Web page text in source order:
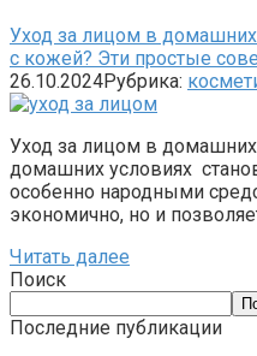
Уход за лицом в домашних
с кожей? Эти простые
26.10.2024Рубрика:
Уход за лицом в
домашних условиях
особенно народными
экономично, но и
Читать далее
Поиск
Последние публикации